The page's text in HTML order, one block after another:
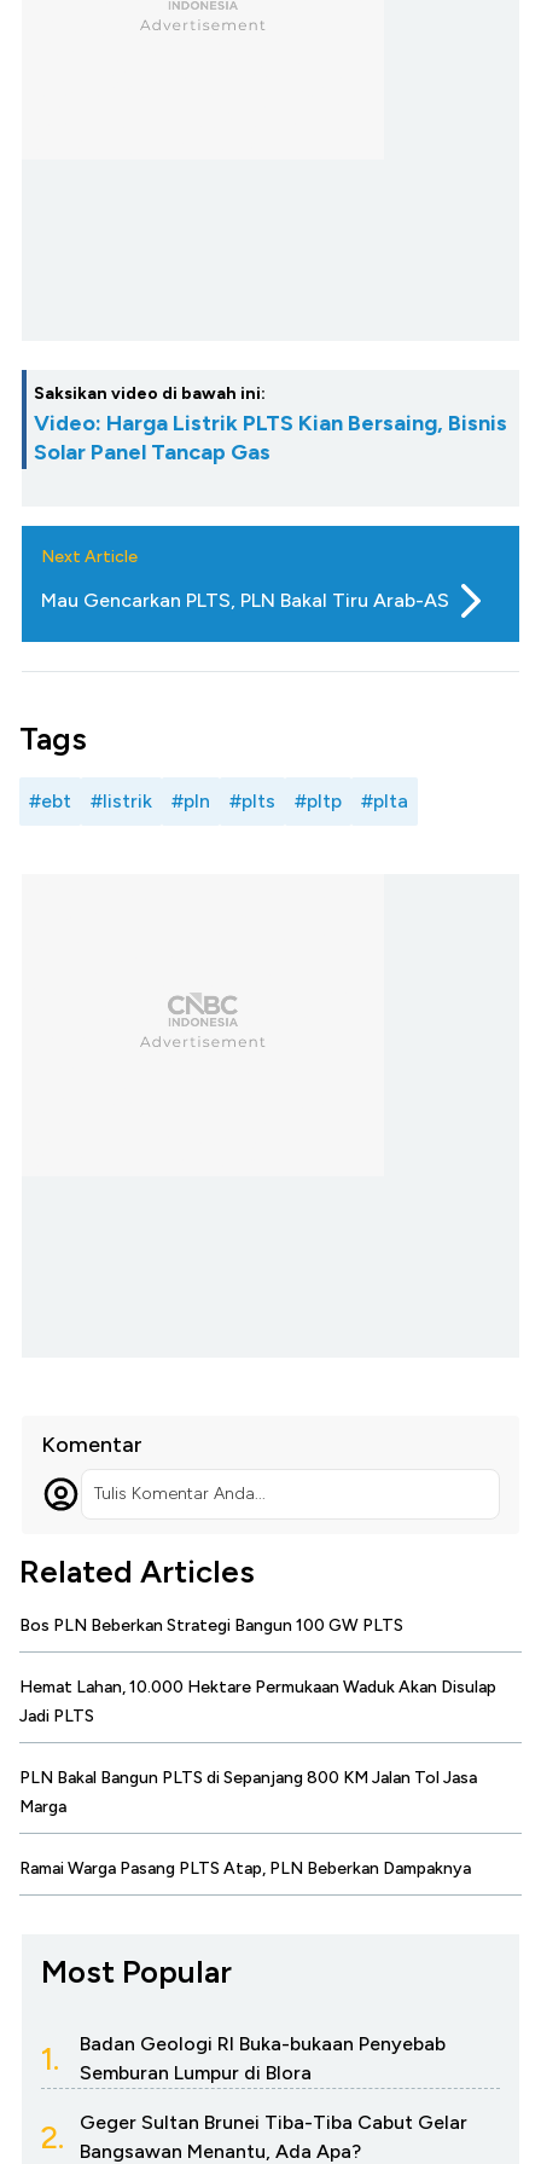
Saksikan video di bawah ini:
Video: Harga Listrik PLTS Kian Bersaing, Bisnis
Solar Panel Tancap Gas
Next Article
Mau Gencarkan PLTS, PLN Bakal Tiru Arab-AS
Tags
#ebt #listrik #pln #plts #pltp #plta
Komentar
Tulis Komentar Anda...
Related Articles
Bos PLN Beberkan Strategi Bangun 100 GW PLTS
Hemat Lahan, 10.000 Hektare Permukaan Waduk Akan Disulap
Jadi PLTS
PLN Bakal Bangun PLTS di Sepanjang 800 KM Jalan Tol Jasa
Marga
Ramai Warga Pasang PLTS Atap, PLN Beberkan Dampaknya
Most Popular
1.
Badan Geologi RI Buka-bukaan Penyebab
Semburan Lumpur di Blora
2.
Geger Sultan Brunei Tiba-Tiba Cabut Gelar
Bangsawan Menantu, Ada Apa?